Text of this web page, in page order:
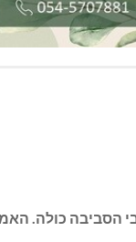
האמבולנס